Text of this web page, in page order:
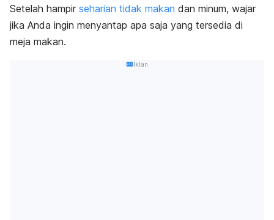
Setelah hampir seharian tidak makan dan minum, wajar
jika Anda ingin menyantap apa saja yang tersedia di
meja makan.
Iklan